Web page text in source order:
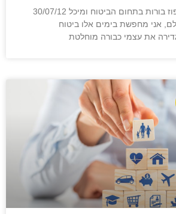
*** נלקח מפורום תפוז בורות בתחום הביטוח ומיכל 30/07/12
לכולם, אני מחפשת בימים אלו ביטוח
את עצמי כבורה מוחלטת